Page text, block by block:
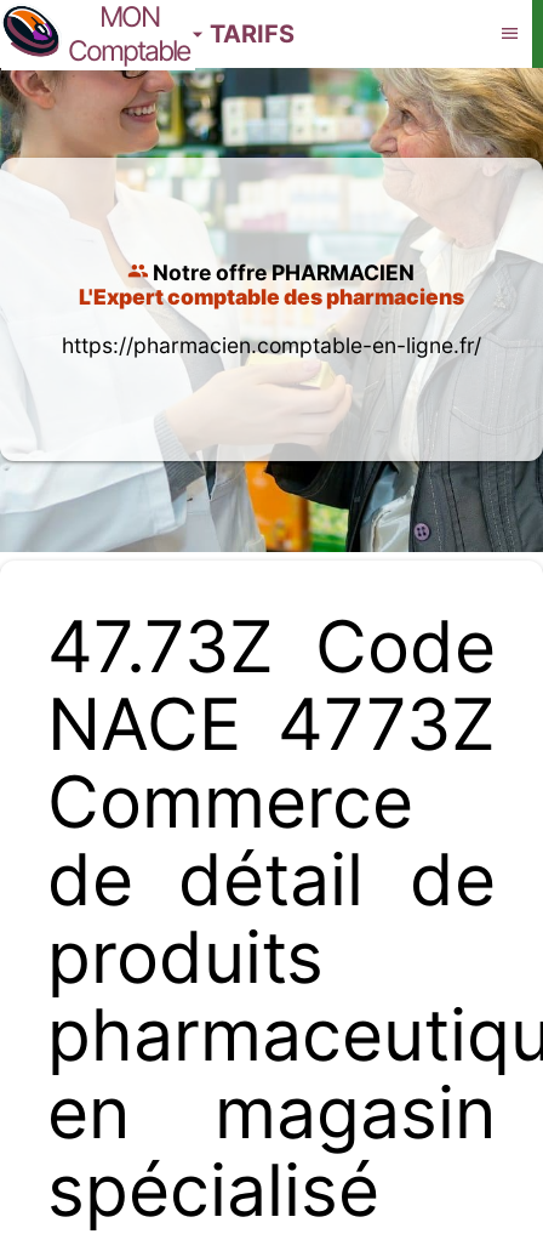
MON
Comptable
TARIFS
Notre offre PHARMACIEN
L'Expert comptable des pharmaciens
https://pharmacien.comptable-en-ligne.fr/
47.73Z Code
NACE 4773Z
Commerce
de détail de
produits
en magasin
spécialisé